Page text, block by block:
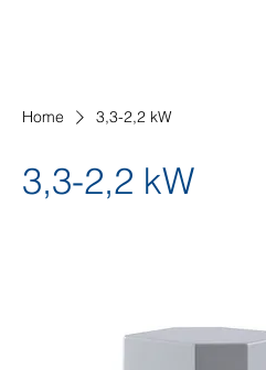
Home 3,3-2,2 kW
3,3-2,2 kW